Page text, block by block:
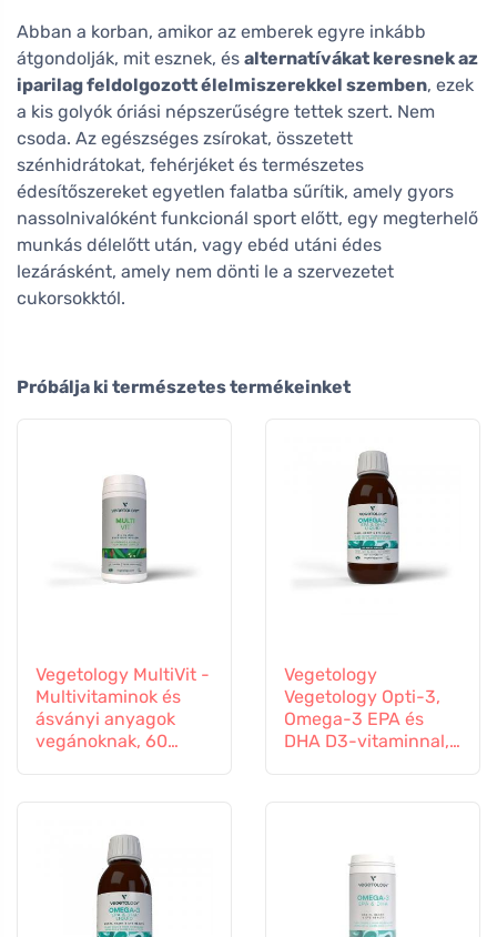
Abban a korban, amikor az emberek egyre inkább
átgondolják, mit esznek, és alternatívákat keresnek az
iparilag feldolgozott élelmiszerekkel szemben, ezek
a kis golyók óriási népszerűségre tettek szert. Nem
csoda. Az egészséges zsírokat, összetett
szénhidrátokat, fehérjéket és természetes
édesítőszereket egyetlen falatba sűrítik, amely gyors
nassolnivalóként funkcionál sport előtt, egy megterhelő
munkás délelőtt után, vagy ebéd utáni édes
lezárásként, amely nem dönti le a szervezetet
cukorsokktól.
Próbálja ki természetes termékeinket
Vegetology MultiVit -
Multivitaminok és
ásványi anyagok
vegánoknak, 60
Vegetology
Vegetology Opti-3,
Omega-3 EPA és
DHA D3-vitaminnal,